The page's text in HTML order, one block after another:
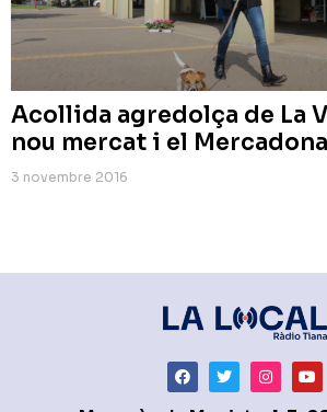
Acollida agredolça de La
nou mercat i el
3 novembre 2016